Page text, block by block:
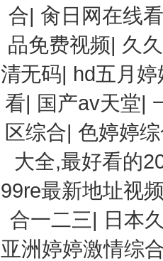
合|肏日网在线看
品免费视频| 久
清无码| hd五月
看| 国产av天堂|
区综合| 色婷婷
大全,最好看的
99re最新地址视频
合一二三| 日本
亚洲婷婷激情综